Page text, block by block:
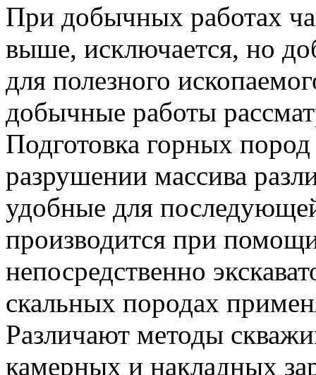
При добычных работах
выше, исключается, но
для полезного
добычные работы
Подготовка горных
разрушении массива
удобные для
производится при
непосредственно
скальных породах
Различают методы
камерных и накладных